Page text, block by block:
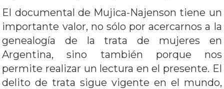
El documental de Mujica-Najenson tiene un
importante valor, no sólo por acercarnos a la
genealogía de la trata de mujeres en
Argentina, sino también porque nos
permite realizar un lectura en el presente. El
delito de trata sigue vigente en el mundo,